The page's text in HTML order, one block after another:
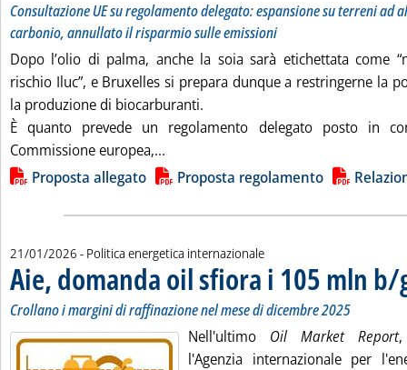
Consultazione UE su regolamento delegato: espansione su terreni ad
carbonio, annullato il risparmio sulle emissioni
Dopo l’olio di palma, anche la soia sarà etichettata come
rischio Iluc”, e Bruxelles si prepara dunque a restringerne la
la produzione di biocarburanti.
È quanto prevede un regolamento delegato posto in
Commissione europea,...
Lista allegati PDF alla notizia
Proposta allegato Proposta regolamento
21/01/2026 - Politica energetica internazionale
Aie, domanda oil sfiora i 105 mln b/
Crollano i margini di raffinazione nel mese di dicembre 2025
Nell'ultimo Oil Market Report,
l'Agenzia internazionale per